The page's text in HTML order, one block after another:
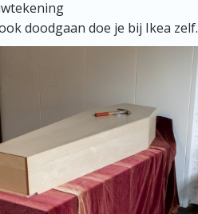
doodgaan doe je bij Ikea zelf.